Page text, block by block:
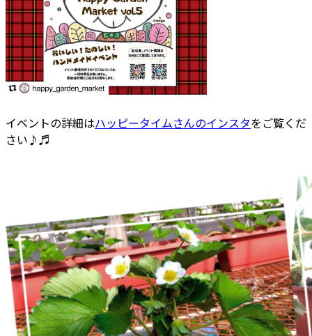
イベントの詳細はハッピータイムさんのインスタをご覧くだ
さい♪♬